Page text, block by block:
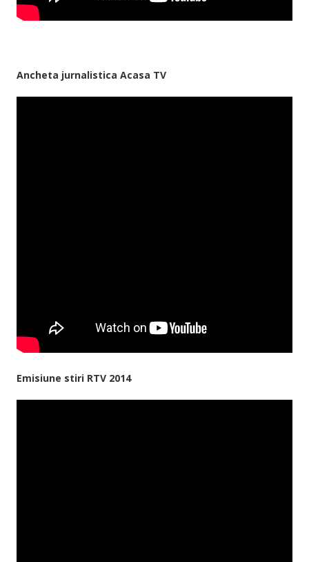
Ancheta jurnalistica Acasa TV
Emisiune stiri RTV 2014